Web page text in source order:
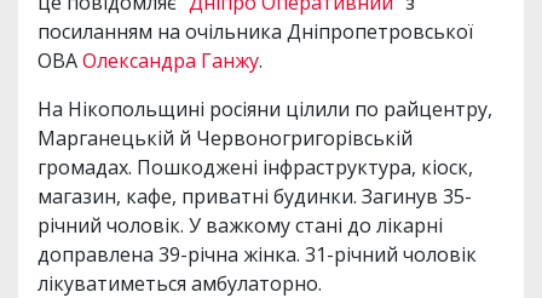
посиланням на очільника Дніпропетровської
ОВАОлександра Ганжу.
На Нікопольщині росіяни цілили по райцентру,
Марганецькій й Червоногригорівській
громадах. Пошкоджені інфраструктура, кіоск,
магазин, кафе, приватні будинки. Загинув 35-
річний чоловік. У важкому стані до лікарні
доправлена 39-річна жінка. 31-річний чоловік
лікуватиметься амбулаторно.